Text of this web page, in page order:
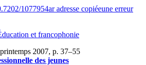
1077954aradresse copiéeune erreur
et francophonie
2007, p. 37–55
des jeunes